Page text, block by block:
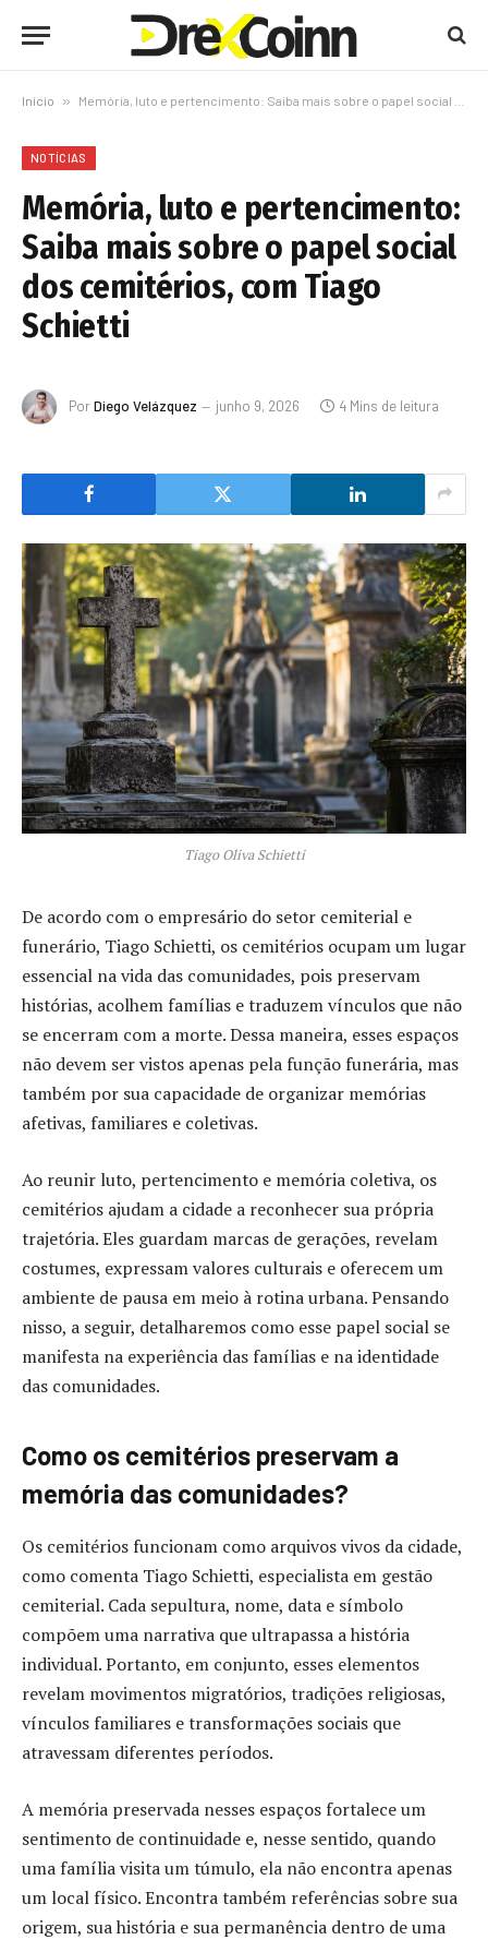
Início » Memória, luto e pertencimento: Saiba mais sobre o papel social dos cemitérios, com Tiago Schietti
NOTÍCIAS
Memória, luto e pertencimento:
Saiba mais sobre o papel social
dos cemitérios, com Tiago
Schietti
PorDiego Velázquez junho 9, 2026 4 Mins de leitura
Tiago Oliva Schietti
De acordo com o empresário do setor cemiterial e
funerário, Tiago Schietti, os cemitérios ocupam um lugar
essencial na vida das comunidades, pois preservam
histórias, acolhem famílias e traduzem vínculos que não
se encerram com a morte. Dessa maneira, esses espaços
não devem ser vistos apenas pela função funerária, mas
também por sua capacidade de organizar memórias
afetivas, familiares e coletivas.
Ao reunir luto, pertencimento e memória coletiva, os
cemitérios ajudam a cidade a reconhecer sua própria
trajetória. Eles guardam marcas de gerações, revelam
costumes, expressam valores culturais e oferecem um
ambiente de pausa em meio à rotina urbana. Pensando
nisso, a seguir, detalharemos como esse papel social se
manifesta na experiência das famílias e na identidade
das comunidades.
Como os cemitérios preservam a
memória das comunidades?
Os cemitérios funcionam como arquivos vivos da cidade,
como comenta Tiago Schietti, especialista em gestão
cemiterial. Cada sepultura, nome, data e símbolo
compõem uma narrativa que ultrapassa a história
individual. Portanto, em conjunto, esses elementos
revelam movimentos migratórios, tradições religiosas,
vínculos familiares e transformações sociais que
atravessam diferentes períodos.
A memória preservada nesses espaços fortalece um
sentimento de continuidade e, nesse sentido, quando
uma família visita um túmulo, ela não encontra apenas
um local físico. Encontra também referências sobre sua
origem, sua história e sua permanência dentro de uma